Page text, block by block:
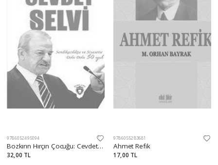
9786052495094
Bozkırın Hırçın Çocuğu: Cevdet Selvi
32,00 TL
9786055283681
Ahmet Refik
17,00 TL